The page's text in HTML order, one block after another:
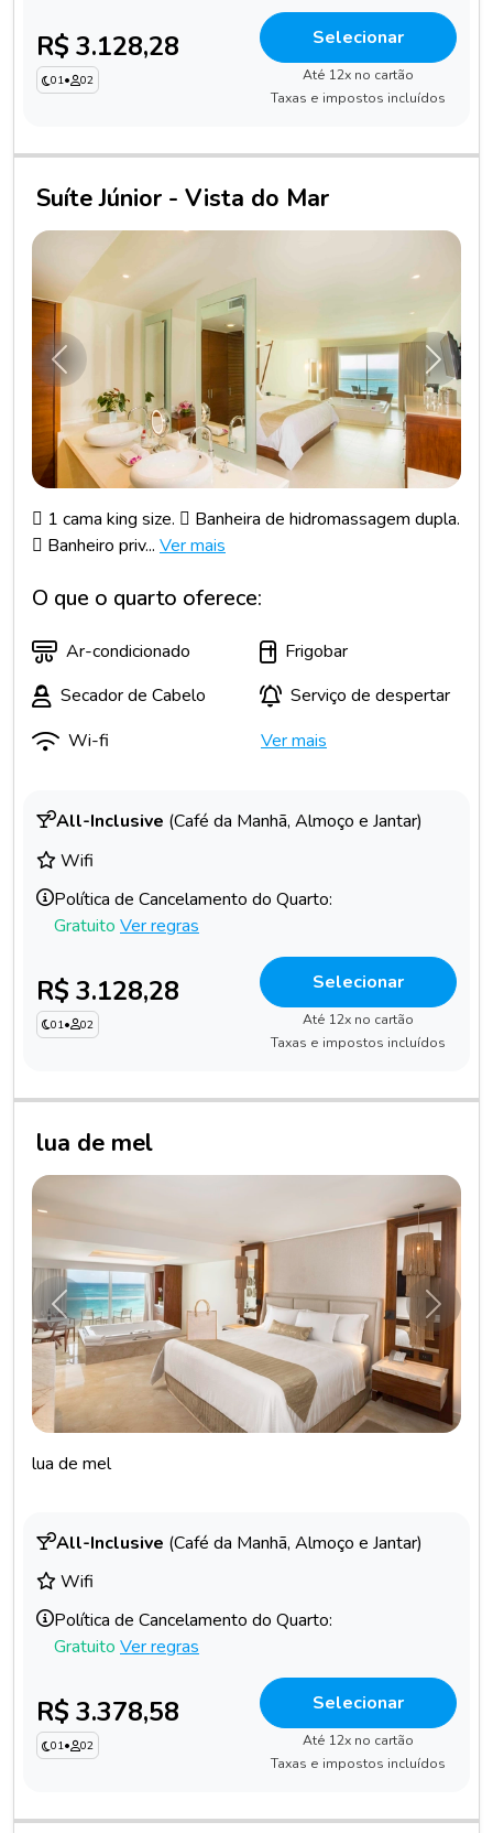
R$ 3.128,28
01• 02
Selecionar
Até 12x no cartão
Taxas e impostos incluídos
Suíte Júnior - Vista do Mar
Anterior
 1 cama king size.  Banheira de hidromassagem dupla.
 Banheiro priv... Ver mais
O que o quarto oferece:
Ar-condicionado
Frigobar
Secador de Cabelo
Serviço de despertar
Wi-fi
Ver mais
All-Inclusive (Café da Manhã, Almoço e Jantar)
Wifi
Política de Cancelamento do Quarto:
Gratuito Ver regras
R$ 3.128,28
01• 02
Selecionar
Até 12x no cartão
Taxas e impostos incluídos
lua de mel
Anterior
lua de mel
All-Inclusive (Café da Manhã, Almoço e Jantar)
Wifi
Política de Cancelamento do Quarto:
Gratuito Ver regras
R$ 3.378,58
01• 02
Selecionar
Até 12x no cartão
Taxas e impostos incluídos